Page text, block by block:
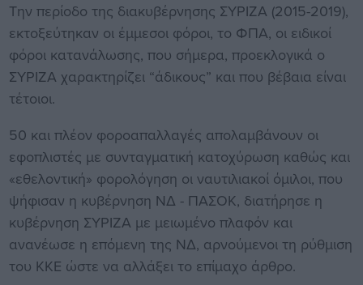
Την περίοδο της διακυβέρνησης ΣΥΡΙΖΑ (2015-2019),
εκτοξεύτηκαν οι έμμεσοι φόροι, το ΦΠΑ, οι ειδικοί
φόροι κατανάλωσης, που σήμερα, προεκλογικά ο
ΣΥΡΙΖΑ χαρακτηρίζει “άδικους” και που βέβαια είναι
τέτοιοι.
50 και πλέον φοροαπαλλαγές απολαμβάνουν οι
εφοπλιστές με συνταγματική κατοχύρωση καθώς και
«εθελοντική» φορολόγηση οι ναυτιλιακοί όμιλοι, που
ψήφισαν η κυβέρνηση ΝΔ - ΠΑΣΟΚ, διατήρησε η
κυβέρνηση ΣΥΡΙΖΑ με μειωμένο πλαφόν και
ανανέωσε η επόμενη της ΝΔ, αρνούμενοι τη ρύθμιση
του ΚΚΕ ώστε να αλλάξει το επίμαχο άρθρο.